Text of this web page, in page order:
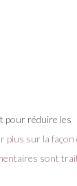
pour réduire les
plus sur la façon
sont